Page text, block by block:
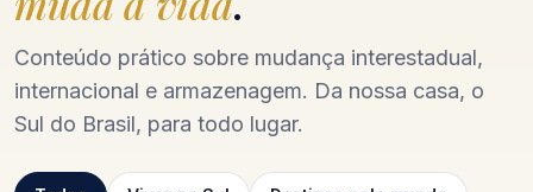
Conteúdo prático sobre mudança interestadual,
internacional e armazenagem. Da nossa casa, o
Sul do Brasil, para todo lugar.